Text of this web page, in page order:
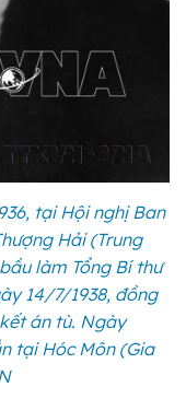
tại Hội nghị Ban
Hải (Trung
làm Tổng Bí thư
14/7/1938, đồng
án tù. Ngày
tại Hóc Môn (Gia